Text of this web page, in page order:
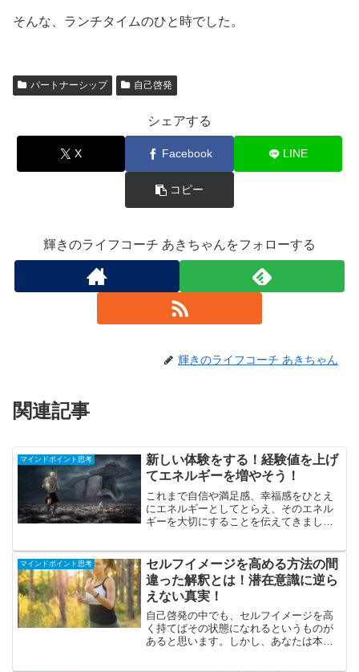
そんな、ランチタイムのひと時でした。
パートナーシップ 自己啓発
シェアする
X Facebook LINE
コピー
輝きのライフコーチ あきちゃんをフォローする
輝きのライフコーチ あきちゃん
関連記事
マインドポイント思考
新しい体験をする！経験値を上げ
てエネルギーを増やそう！
これまで自信や満足感、幸福感をひとえ
にエネルギーとしてとらえ、そのエネル
ギーを大切にすることを伝えてきまし
読むと、あなたのエネルギーをぐっと増
やしやすくなります。エネル...
マインドポイント思考
セルフイメージを高める方法の間
違った解釈とは！潜在意識に逆ら
えない真実！
自己啓発の中でも、セルフイメージを高
く持てばその状態になれるというものが
あると思います。しかし、あなたは本の